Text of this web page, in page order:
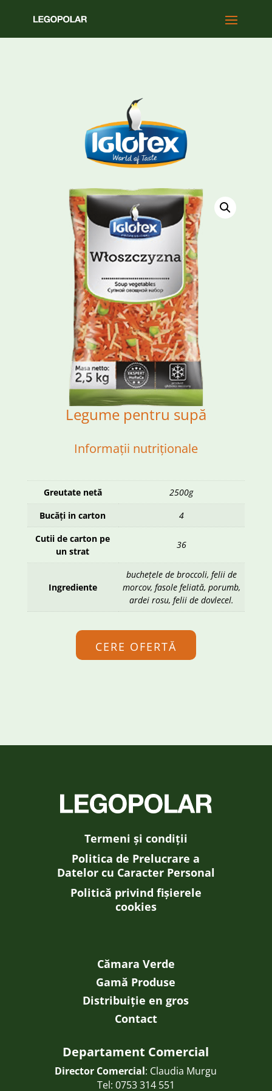
Legume pentru supă
Informații nutriționale
Greutate netă
2500g
Bucăți in carton
4
Cutii de carton pe
un strat
36
Ingrediente
buchețele de broccoli, felii de
morcov, fasole feliată, porumb,
ardei rosu, felii de dovlecel.
CERE OFERTĂ
Termeni și condiții
Politica de Prelucrare a
Datelor cu Caracter Personal
Politică privind fișierele
cookies
Cămara Verde
Gamă Produse
Distribuiție en gros
Contact
Departament Comercial
Director Comercial: Claudia Murgu
Tel: 0753 314 551